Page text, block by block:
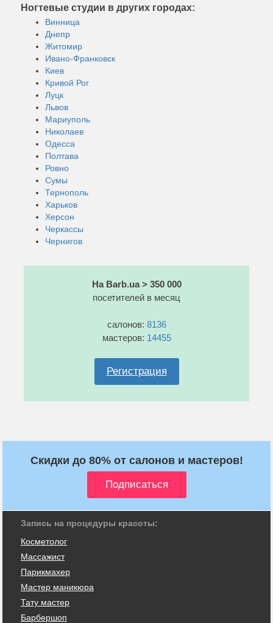
Ногтевые студии в других городах:
Винница
Днепр
Житомир
Ивано-Франковск
Киев
Кривой Рог
Луцк
Львов
Мариуполь
Николаев
Одесса
Полтава
Ровно
Сумы
Тернополь
Харьков
Херсон
Черкассы
Чернигов
На Barb.ua > 350 000
посетителей в месяц
салонов: 8136
мастеров: 14455
Регистрация
Скидки до 80% от салонов и мастеров!
Запись на процедуры красоты:
Косметолог
Массажист
Парикмахер
Мастер маникюра
Тату мастер
Барбершоп